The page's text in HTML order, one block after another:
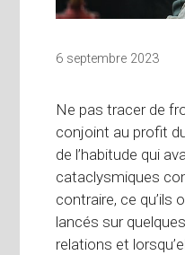
6 septembre 2023
Ne pas tracer de
conjoint au profit
de l’habitude qui
cataclysmiques
contraire, ce qu’ils
lancés sur
relations et